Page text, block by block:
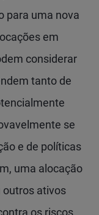
para uma nova
em
considerar
tanto de
se
e de políticas
uma alocação
outros ativos
os riscos